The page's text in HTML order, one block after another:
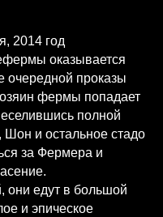
2014 год
оказывается
очередной проказы
фермы попадает
полной
Шон и остальное стадо
за Фермера и
они едут в большой
и эпическое